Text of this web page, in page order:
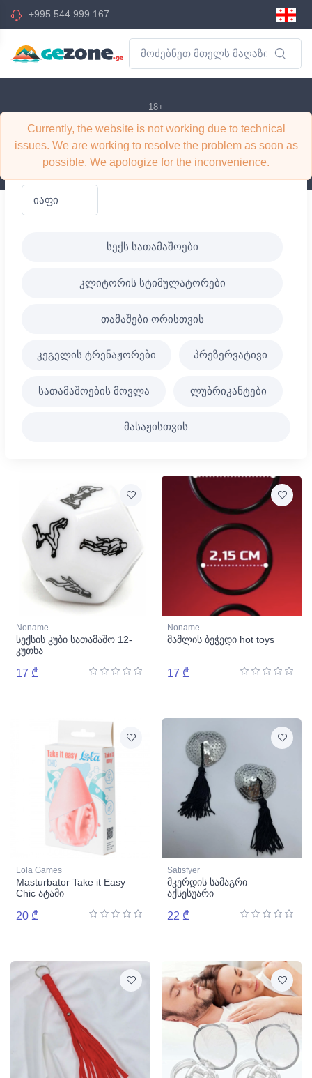
Currently, the website is not working due to technical
issues. We are working to resolve the problem as soon as
possible. We apologize for the inconvenience.
+995 544 999 167
18+
18+
სექს სათამაშოები
კლიტორის სტიმულატორები
თამაშები ორისთვის
კეგელის ტრენაჟორები პრეზერვატივი
სათამაშოების მოვლა ლუბრიკანტები
მასაჟისთვის
Noname
სექსის კუბი სათამაშო 12-
კუთხა
17 ₾
Noname
მამლის ბეჭედი hot toys
17 ₾
Lola Games
Masturbator Take it Easy
Chic ატამი
20 ₾
Satisfyer
მკერდის სამაგრი
აქსესუარი
22 ₾